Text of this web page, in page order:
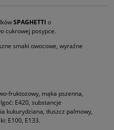
SPAGHETTI o
cukrowej posypce.
smaki owocowe, wyraźne
fruktozowy, mąka pszenna,
E420, substancje
kukurydziana, tłuszcz palmowy,
E100, E133.